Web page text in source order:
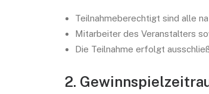
Teilnahmeberechtigt sind alle
Mitarbeiter des Veranstalters
Die Teilnahme erfolgt
2.